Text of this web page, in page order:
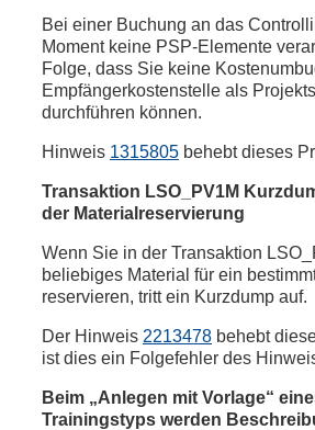
Bei einer Buchung an das
Moment keine PSP-Elemente
Folge, dass Sie keine
Empfängerkostenstelle als
durchführen können.
Hinweis 1315805 behebt dieses
Transaktion LSO_PV1M
der Materialreservierung
Wenn Sie in der Transaktion
beliebiges Material für ein
reservieren, tritt ein Kurzdump auf.
Der Hinweis 2213478 behebt
ist dies ein Folgefehler des
Beim „Anlegen mit Vorlage“
Trainingstyps werden